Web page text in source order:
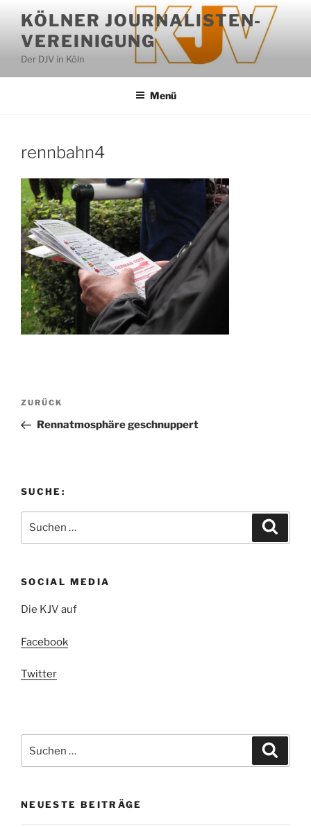
Inhalt
springen
KÖLNER JOURNALISTEN-
VEREINIGUNG
Der DJV in Köln
Menü
rennbahn4
Beitragsnavigation
Vorheriger
Beitrag
ZURÜCK
Rennatmosphäre geschnuppert
SUCHE:
nach:
SOCIAL MEDIA
Die KJV auf
Facebook
Twitter
nach:
NEUESTE BEITRÄGE